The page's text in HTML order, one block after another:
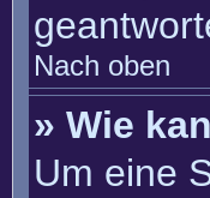
Nach oben
» Wie
Um eine